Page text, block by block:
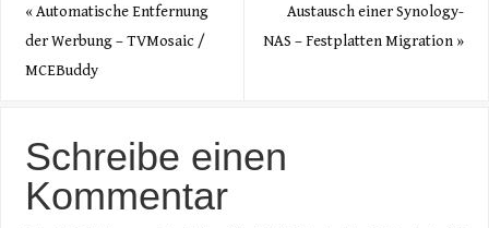
«Automatische Entfernung
der Werbung – TVMosaic /
MCEBuddy
Austausch einer Synology-
NAS – Festplatten Migration »
Schreibe einen
Kommentar